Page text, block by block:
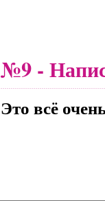
№9 -
Это всё